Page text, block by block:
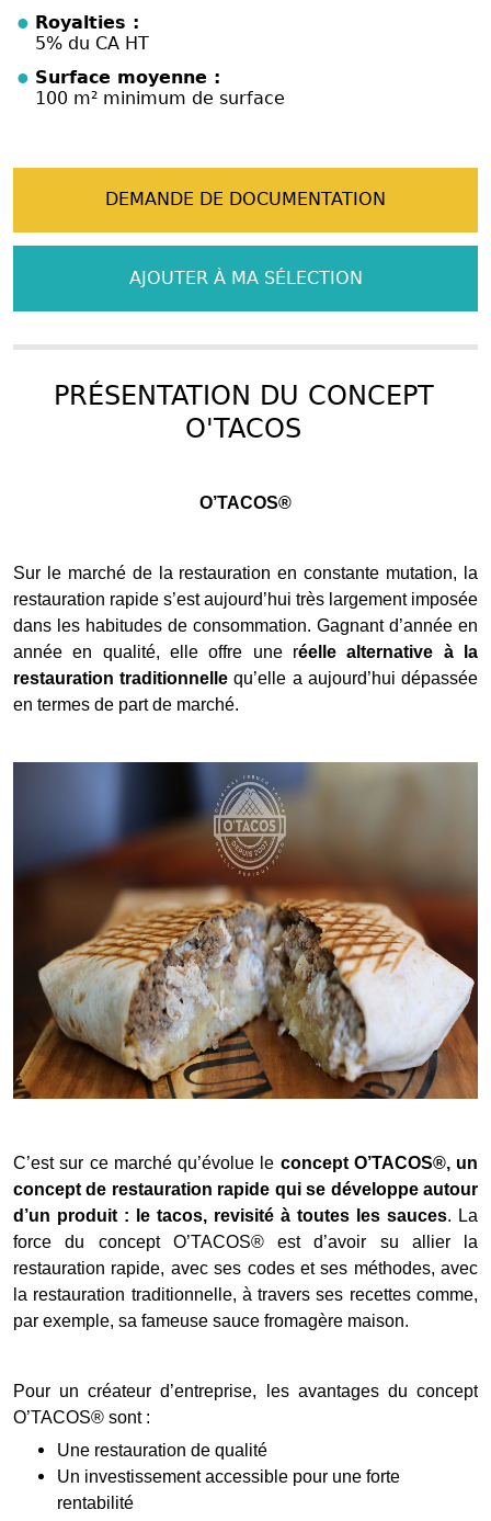
Royalties :
5% du CA HT
Surface moyenne :
100 m² minimum de surface
DEMANDE DE DOCUMENTATION
AJOUTER À MA SÉLECTION
PRÉSENTATION DU CONCEPT
O'TACOS
O’TACOS®
Sur le marché de la restauration en constante mutation, la
restauration rapide s’est aujourd’hui très largement imposée
dans les habitudes de consommation. Gagnant d’année en
année en qualité, elle offre une réelle alternative à la
restauration traditionnelle qu’elle a aujourd’hui dépassée
en termes de part de marché.
C’est sur ce marché qu’évolue le concept O’TACOS®, un
concept de restauration rapide qui se développe autour
d’un produit : le tacos, revisité à toutes les sauces. La
force du concept O’TACOS® est d’avoir su allier la
restauration rapide, avec ses codes et ses méthodes, avec
la restauration traditionnelle, à travers ses recettes comme,
par exemple, sa fameuse sauce fromagère maison.
Pour un créateur d’entreprise, les avantages du concept
O’TACOS® sont :
Une restauration de qualité
Un investissement accessible pour une forte
rentabilité